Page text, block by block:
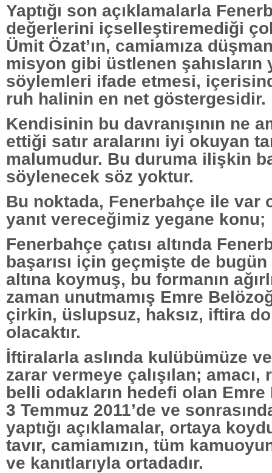
Yaptığı son açıklamalarla
değerlerini içselleştiremediği
Ümit Özat’ın, camiamıza
misyon gibi üstlenen şahısların
söylemleri ifade etmesi,
ruh halinin en net göstergesidir.
Kendisinin bu davranışının ne
ettiği satır aralarını iyi okuyan
malumudur. Bu duruma ilişkin
söylenecek söz yoktur.
Bu noktada, Fenerbahçe ile var
yanıt vereceğimiz yegane konu;
Fenerbahçe çatısı altında
başarısı için geçmişte de
altına koymuş, bu formanın
zaman unutmamış Emre
çirkin, üslupsuz, haksız, iftira
olacaktır.
İftiralarla aslında kulübümüze
zarar vermeye çalışılan; amacı,
belli odakların hedefi olan Emre
3 Temmuz 2011’de ve
yaptığı açıklamalar, ortaya
tavır, camiamızın, tüm
ve kanıtlarıyla ortadadır.